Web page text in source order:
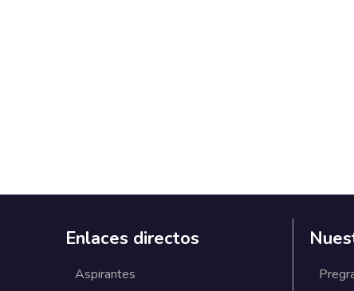
Enlaces directos
Aspirantes